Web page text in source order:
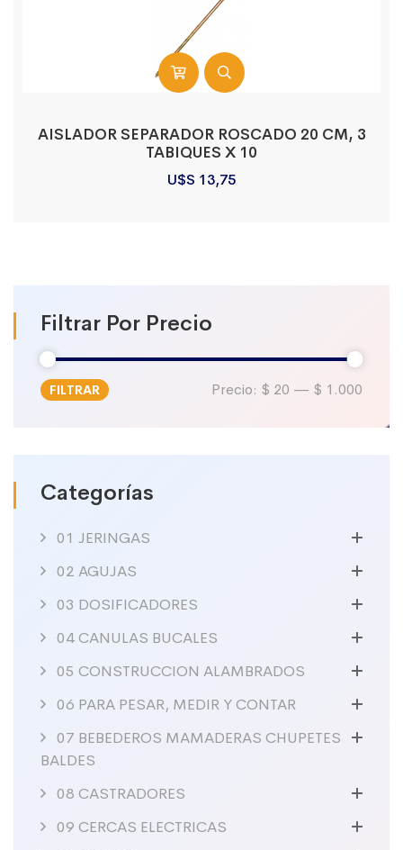
Filtrar Por Precio
Precio
Precio
FILTRAR Precio: $ 20 — $ 1.000
Categorías
01 JERINGAS
02 AGUJAS
03 DOSIFICADORES
04 CANULAS BUCALES
05 CONSTRUCCION ALAMBRADOS
06 PARA PESAR, MEDIR Y CONTAR
07 BEBEDEROS MAMADERAS CHUPETES
BALDES
08 CASTRADORES
09 CERCAS ELECTRICAS
AISLADOR SEPARADOR ROSCADO 20 CM, 3
TABIQUES X 10
U$S 13,75